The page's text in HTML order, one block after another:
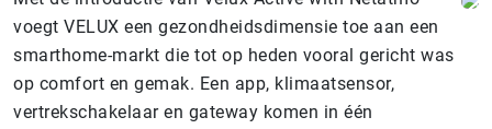
voegt VELUX een gezondheidsdimensie toe aan een
smarthome-markt die tot op heden vooral gericht was
op comfort en gemak. Een app, klimaatsensor,
vertrekschakelaar en gateway komen in één